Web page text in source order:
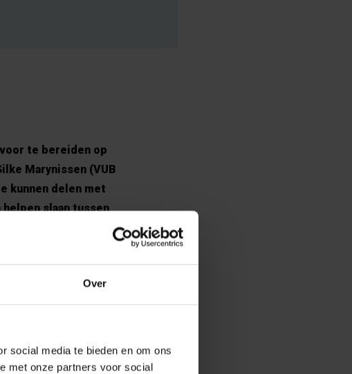
Over
social media te bieden en om ons
met onze partners voor social
te bereiden op
Marynissen (VUB
kunnen delen met
slaan tussen